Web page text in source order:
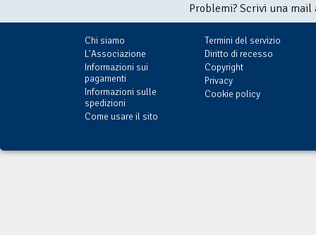
Problemi? Scrivi una
Chi siamo
L'Associazione
Informazioni sui
pagamenti
Informazioni sulle
spedizioni
Come usare il sito
Termini del servizio
Diritto di recesso
Copyright
Privacy
Cookie policy